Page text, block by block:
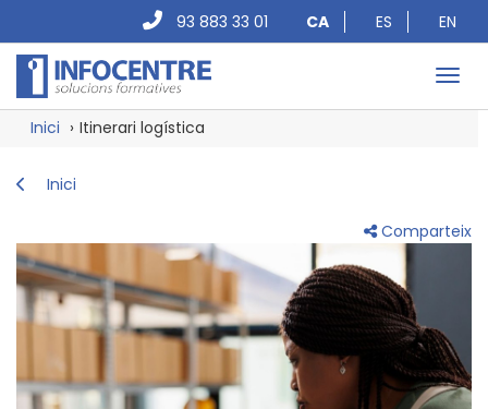
Inici Itinerari logística
CA ES EN
93 883 33 01
Inici
Comparteix